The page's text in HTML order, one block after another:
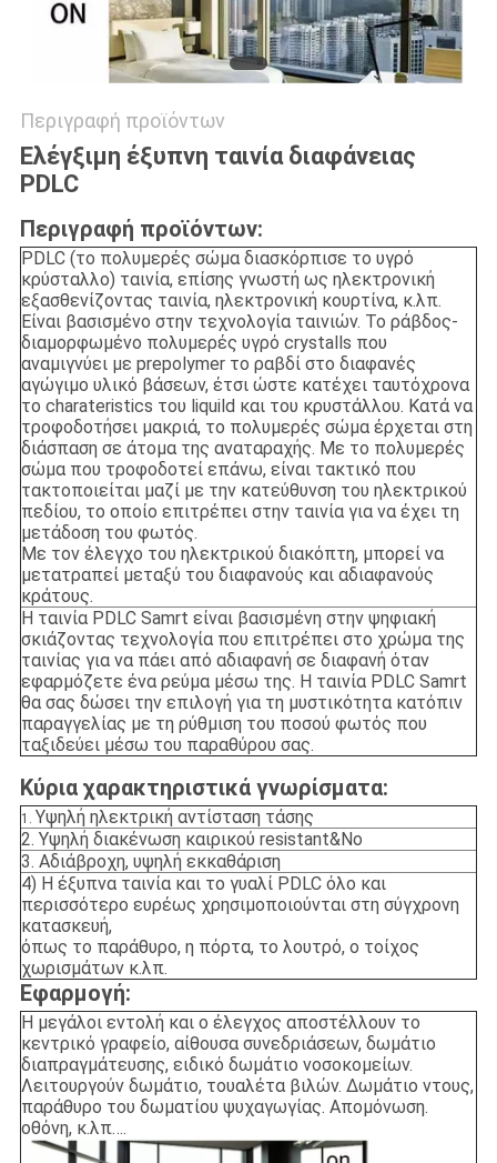
Περιγραφή προϊόντων
Ελέγξιμη έξυπνη ταινία διαφάνειας
PDLC
Περιγραφή προϊόντων:
PDLC (το πολυμερές σώμα διασκόρπισε το υγρό
κρύσταλλο) ταινία, επίσης γνωστή ως ηλεκτρονική
εξασθενίζοντας ταινία, ηλεκτρονική κουρτίνα, κ.λπ.
Είναι βασισμένο στην τεχνολογία ταινιών. Το ράβδος-
διαμορφωμένο πολυμερές υγρό crystalls που
αναμιγνύει με prepolymer το ραβδί στο διαφανές
αγώγιμο υλικό βάσεων, έτσι ώστε κατέχει ταυτόχρονα
το charateristics του liquild και του κρυστάλλου. Κατά να
τροφοδοτήσει μακριά, το πολυμερές σώμα έρχεται στη
διάσπαση σε άτομα της αναταραχής. Με το πολυμερές
σώμα που τροφοδοτεί επάνω, είναι τακτικό που
τακτοποιείται μαζί με την κατεύθυνση του ηλεκτρικού
πεδίου, το οποίο επιτρέπει στην ταινία για να έχει τη
μετάδοση του φωτός.
Με τον έλεγχο του ηλεκτρικού διακόπτη, μπορεί να
μετατραπεί μεταξύ του διαφανούς και αδιαφανούς
κράτους.
Η ταινία PDLC Samrt είναι βασισμένη στην ψηφιακή
σκιάζοντας τεχνολογία που επιτρέπει στο χρώμα της
ταινίας για να πάει από αδιαφανή σε διαφανή όταν
εφαρμόζετε ένα ρεύμα μέσω της. Η ταινία PDLC Samrt
θα σας δώσει την επιλογή για τη μυστικότητα κατόπιν
παραγγελίας με τη ρύθμιση του ποσού φωτός που
ταξιδεύει μέσω του παραθύρου σας.
Κύρια χαρακτηριστικά γνωρίσματα:
1. Υψηλή ηλεκτρική αντίσταση τάσης
2. Υψηλή διακένωση καιρικού resistant&No
3. Αδιάβροχη, υψηλή εκκαθάριση
4) Η έξυπνα ταινία και το γυαλί PDLC όλο και
περισσότερο ευρέως χρησιμοποιούνται στη σύγχρονη
κατασκευή,
όπως το παράθυρο, η πόρτα, το λουτρό, ο τοίχος
χωρισμάτων κ.λπ.
Εφαρμογή:
Η μεγάλοι εντολή και ο έλεγχος αποστέλλουν το
κεντρικό γραφείο, αίθουσα συνεδριάσεων, δωμάτιο
διαπραγμάτευσης, ειδικό δωμάτιο νοσοκομείων.
Λειτουργούν δωμάτιο, τουαλέτα βιλών. Δωμάτιο ντους,
παράθυρο του δωματίου ψυχαγωγίας. Απομόνωση.
οθόνη, κ.λπ….